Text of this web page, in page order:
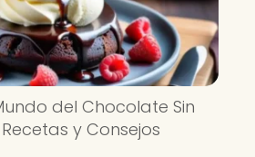
del Chocolate Sin
y Consejos